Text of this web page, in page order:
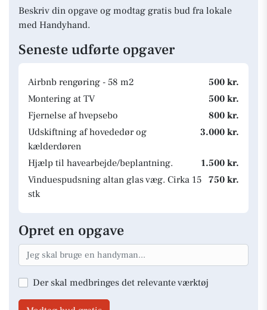
Beskriv din opgave og modtag gratis bud fra lokale
med Handyhand.
Seneste udførte opgaver
Airbnb rengøring - 58 m2
500 kr.
Montering at TV
500 kr.
Fjernelse af hvepsebo
800 kr.
Udskiftning af hovededør og
kælderdøren
3.000 kr.
Hjælp til havearbejde/beplantning.
1.500 kr.
Vinduespudsning altan glas væg. Cirka 15
stk
750 kr.
Opret en opgave
Der skal medbringes det relevante værktøj